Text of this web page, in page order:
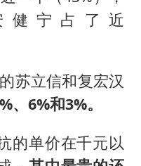
健宁占了近
苏立信和复宏汉
、6%和3%。
的单价在千元以